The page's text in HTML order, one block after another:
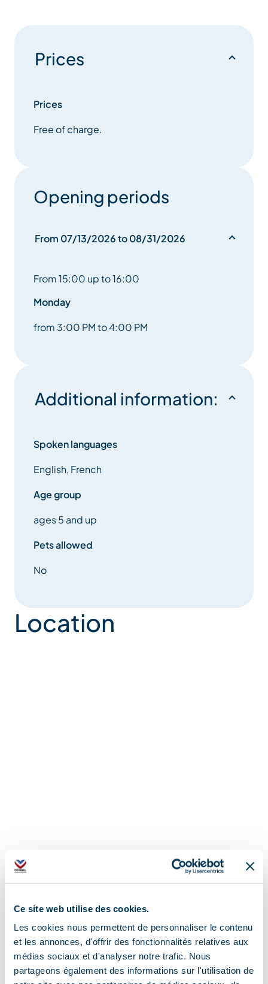
Ce site web utilise des cookies.
Les cookies nous permettent de personnaliser le contenu
et les annonces, d'offrir des fonctionnalités relatives aux
médias sociaux et d'analyser notre trafic. Nous
partageons également des informations sur l'utilisation de
Prices
Prices
Free of charge.
Opening periods
From 07/13/2026 to 08/31/2026
From 15:00 up to 16:00
Monday
from 3:00 PM to 4:00 PM
Additional information:
Spoken languages
English, French
Age group
ages 5 and up
Pets allowed
No
Location
Additional location